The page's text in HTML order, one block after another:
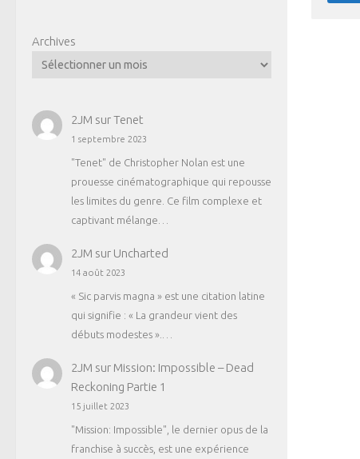
Archives
2JM surTenet
1 septembre 2023
"Tenet" de Christopher Nolan est une
prouesse cinématographique qui repousse
les limites du genre. Ce film complexe et
captivant mélange…
2JM sur Uncharted
14 août 2023
« Sic parvis magna » est une citation latine
qui signifie : « La grandeur vient des
débuts modestes ».…
2JM sur Mission: Impossible – Dead
Reckoning Partie 1
15 juillet 2023
"Mission: Impossible", le dernier opus de la
franchise à succès, est une expérience